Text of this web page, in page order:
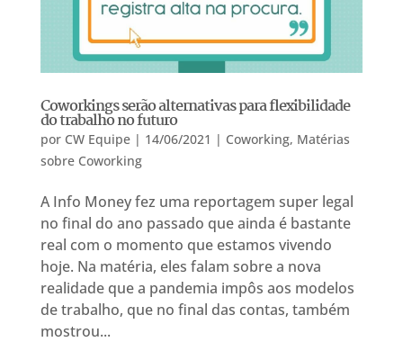
Coworkings serão alternativas para flexibilidade
do trabalho no futuro
por CW Equipe| 14/06/2021 | Coworking, Matérias
sobre Coworking
A Info Money fez uma reportagem super legal
no final do ano passado que ainda é bastante
real com o momento que estamos vivendo
hoje. Na matéria, eles falam sobre a nova
realidade que a pandemia impôs aos modelos
de trabalho, que no final das contas, também
mostrou...